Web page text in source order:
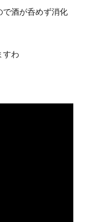
酒が呑めず消化
すわ